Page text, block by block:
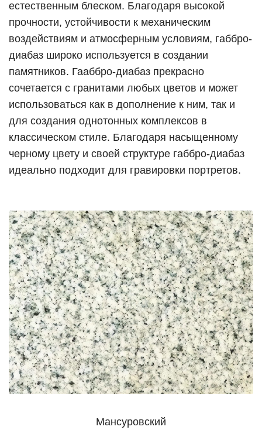
естественным блеском. Благодаря высокой
прочности, устойчивости к механическим
воздействиям и атмосферным условиям, габбро-
диабаз широко используется в создании
памятников. Гааббро-диабаз прекрасно
сочетается с гранитами любых цветов и может
использоваться как в дополнение к ним, так и
для создания однотонных комплексов в
классическом стиле. Благодаря насыщенному
черному цвету и своей структуре габбро-диабаз
идеально подходит для гравировки портретов.
Мансуровский